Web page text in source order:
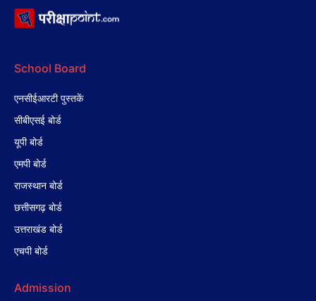
School Board
एनसीईआरटी पुस्तकें
सीबीएसई बोर्ड
यूपी बोर्ड
एमपी बोर्ड
राजस्थान बोर्ड
छत्तीसगढ़ बोर्ड
उत्तराखंड बोर्ड
एचपी बोर्ड
Admission